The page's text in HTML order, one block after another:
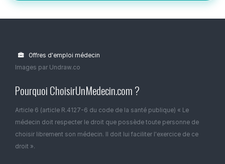
Offres d'emploi médecin
Images par Undraw.co
Pourquoi ChoisirUnMedecin.com ?
Article 6 (article R.4127-6 du code de la santé publique) « Le
médecin doit respecter le droit que possède toute personne de
choisir librement son médecin. Il doit lui faciliter l'exercice de ce
droit ».